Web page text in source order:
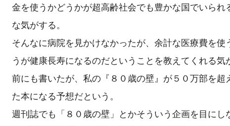
金を使うかどうかが超高齢社会でも豊かな国でいられ
な気がする。
そんなに病院を見かけなかったが、余計な医療費を使
うが健康長寿になるのだということを教えてくれる気
前にも書いたが、私の『８０歳の壁』が５０万部を超
た本になる予想だという。
週刊誌でも「８０歳の壁」とかそういう企画を目にし